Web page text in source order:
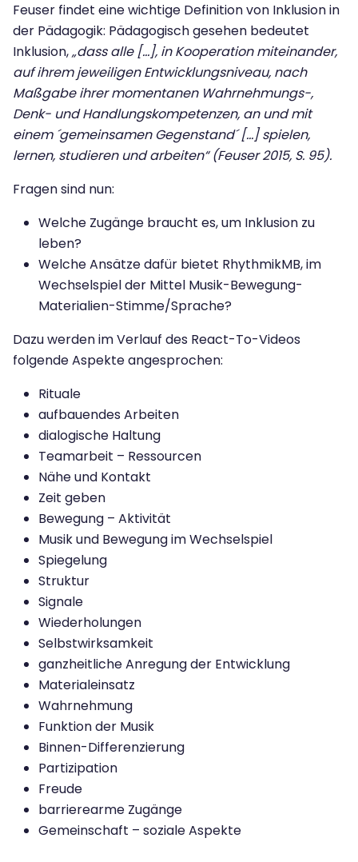
Feuser findet eine wichtige Definition von Inklusion in
der Pädagogik: Pädagogisch gesehen bedeutet
Inklusion,„dass alle […], in Kooperation miteinander,
auf ihrem jeweiligen Entwicklungsniveau, nach
Maßgabe ihrer momentanen Wahrnehmungs-,
Denk- und Handlungskompetenzen, an und mit
einem ´gemeinsamen Gegenstand´ […] spielen,
lernen, studieren und arbeiten“ (Feuser 2015, S. 95).
Fragen sind nun:
Welche Zugänge braucht es, um Inklusion zu
leben?
Welche Ansätze dafür bietet RhythmikMB, im
Wechselspiel der Mittel Musik-Bewegung-
Materialien-Stimme/Sprache?
Dazu werden im Verlauf des React-To-Videos
folgende Aspekte angesprochen:
Rituale
aufbauendes Arbeiten
dialogische Haltung
Teamarbeit – Ressourcen
Nähe und Kontakt
Zeit geben
Bewegung – Aktivität
Musik und Bewegung im Wechselspiel
Spiegelung
Struktur
Signale
Wiederholungen
Selbstwirksamkeit
ganzheitliche Anregung der Entwicklung
Materialeinsatz
Wahrnehmung
Funktion der Musik
Binnen-Differenzierung
Partizipation
Freude
barrierearme Zugänge
Gemeinschaft – soziale Aspekte